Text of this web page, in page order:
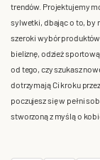
trendów. Projektujemy
sylwetki, dbając o to, by
szeroki wybór
bieliznę, odzież
od tego, czy szukasz
dotrzymają Ci kroku
poczujesz się w pełni
stworzoną z myślą o